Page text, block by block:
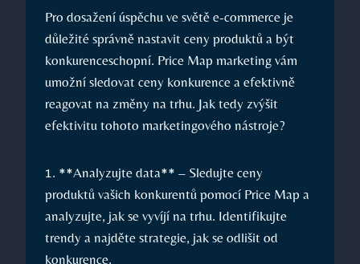
Pro dosažení úspěchu ve světě e-commerce je
důležité správně nastavit ceny produktů a být
konkurenceschopní. Price Map marketing vám
umožní sledovat ceny konkurence a efektivně
reagovat na změny na trhu. Jak tedy zvýšit
efektivitu tohoto marketingového nástroje?
1. **Analyzujte data** – Sledujte ceny
produktů vašich konkurentů pomocí Price Map a
analyzujte, jak se vyvíjí na trhu. Identifikujte
trendy a najděte strategie, jak se odlišit od
konkurence.